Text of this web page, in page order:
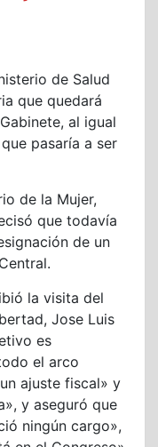
de Salud
que quedará
al igual
pasaría a ser
de la Mujer,
que todavía
de un
la visita del
Jose Luis
es
el arco
ajuste fiscal» y
y aseguró que
ningún cargo»,